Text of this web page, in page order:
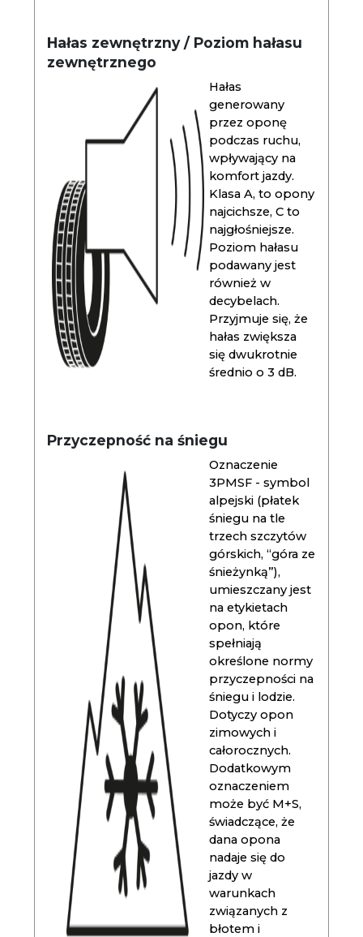
Hałas zewnętrzny / Poziom hałasu
zewnętrznego
Hałas
generowany
przez oponę
podczas ruchu,
wpływający na
komfort jazdy.
Klasa A, to opony
najcichsze, C to
najgłośniejsze.
Poziom hałasu
podawany jest
również w
decybelach.
Przyjmuje się, że
hałas zwiększa
się dwukrotnie
średnio o 3 dB.
Przyczepność na śniegu
Oznaczenie
3PMSF - symbol
alpejski (płatek
śniegu na tle
trzech szczytów
górskich, “góra ze
śnieżynką”),
umieszczany jest
na etykietach
opon, które
spełniają
określone normy
przyczepności na
śniegu i lodzie.
Dotyczy opon
zimowych i
całorocznych.
Dodatkowym
oznaczeniem
może być M+S,
świadczące, że
dana opona
nadaje się do
jazdy w
warunkach
związanych z
błotem i